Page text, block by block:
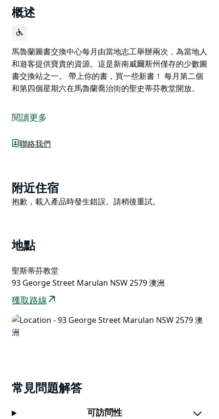
概述
馬魯蘭圖書交換中心每月由當地志工舉辦兩次，為當地人
和遊客提供寶貴的資源。這是新南威爾斯州僅存的少數圖
書交換站之一。 帶上你的書，買一些新書！ 每月第二個
和第四個星期六在馬魯蘭喬治街的聖史蒂芬教堂開放。
和遊客提供寶貴的資源。這是新南威爾斯州僅存的少數圖
書交換站之一。
帶上你的書，買一些新書！
閱讀更多
聯絡我們
Product
List
附近住宿
Product
抱歉，載入產品時發生錯誤。請稍後重試。
地點
聖斯蒂芬教堂
93 George Street Marulan NSW 2579 澳洲
獲取路線
常見問題解答
可訪問性